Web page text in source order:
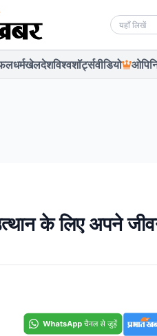
Search
धर्मखेलदेशविश्वशॉर्ट्सवीडियो
के लिए अपने